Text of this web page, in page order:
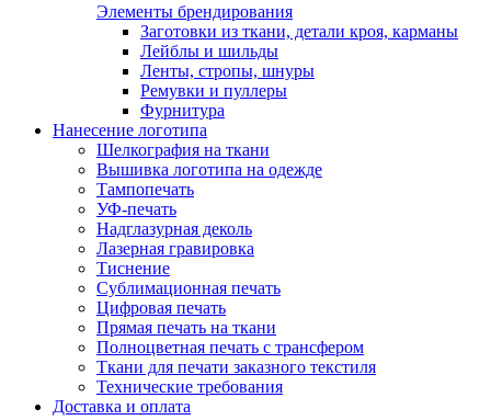
Элементы брендирования
Заготовки из ткани, детали кроя, карманы
Лейблы и шильды
Ленты, стропы, шнуры
Ремувки и пуллеры
Фурнитура
Нанесение логотипа
Шелкография на ткани
Вышивка логотипа на одежде
Тампопечать
УФ-печать
Надглазурная деколь
Лазерная гравировка
Тиснение
Сублимационная печать
Цифровая печать
Прямая печать на ткани
Полноцветная печать с трансфером
Ткани для печати заказного текстиля
Технические требования
Доставка и оплата